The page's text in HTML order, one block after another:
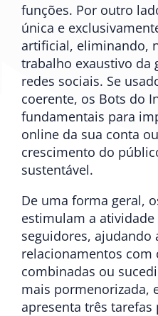
funções. Por outro
única e
artificial, eliminando,
trabalho exaustivo da
redes sociais. Se
coerente, os Bots do
fundamentais para
online da sua conta
crescimento do
sustentável.
De uma forma geral,
estimulam a
seguidores, ajudando
relacionamentos com
combinadas ou
mais pormenorizada,
apresenta três tarefas